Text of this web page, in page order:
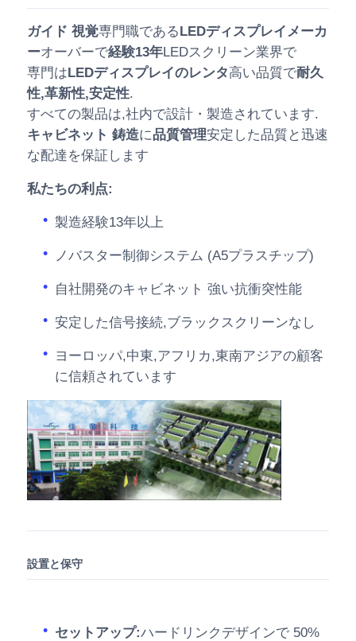
ガイド 視覚専門職であるLEDディスプレイメーカ
ーオーバーで経験13年LEDスクリーン業界で
専門はLEDディスプレイのレンタ高い品質で耐久
性,革新性,安定性.
すべての製品は,社内で設計・製造されています.
キャビネット 鋳造に品質管理安定した品質と迅速
な配達を保証します
私たちの利点:
製造経験13年以上
ノバスター制御システム (A5プラスチップ)
自社開発のキャビネット 強い抗衝突性能
安定した信号接続,ブラックスクリーンなし
ヨーロッパ,中東,アフリカ,東南アジアの顧客
に信頼されています
設置と保守
セットアップ:ハードリンクデザインで 50%